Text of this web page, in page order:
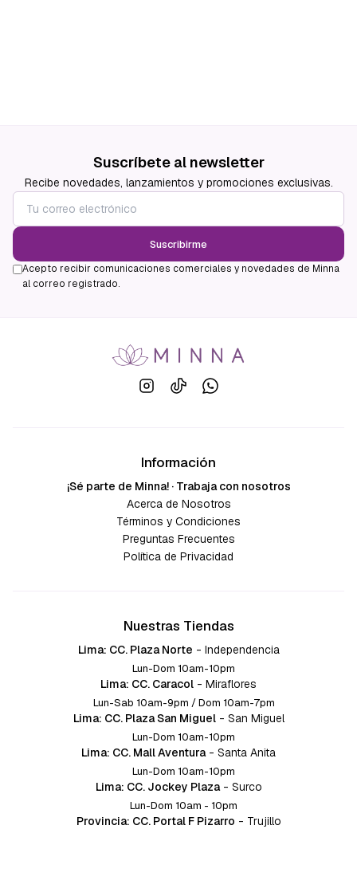
Suscríbete al newsletter
Recibe novedades, lanzamientos y promociones exclusivas.
Suscribirme
Acepto recibir comunicaciones comerciales y novedades de Minna
al correo registrado.
Información
¡Sé parte de Minna! · Trabaja con nosotros
Acerca de Nosotros
Términos y Condiciones
Preguntas Frecuentes
Política de Privacidad
Nuestras Tiendas
Lima: CC. Plaza Norte - Independencia
Lun-Dom 10am-10pm
Lima: CC. Caracol - Miraflores
Lun-Sab 10am-9pm / Dom 10am-7pm
Lima: CC. Plaza San Miguel - San Miguel
Lun-Dom 10am-10pm
Lima: CC. Mall Aventura - Santa Anita
Lun-Dom 10am-10pm
Lima: CC. Jockey Plaza - Surco
Lun-Dom 10am - 10pm
Provincia: CC. Portal F Pizarro - Trujillo